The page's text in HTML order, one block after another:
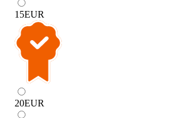
15EUR
20EUR